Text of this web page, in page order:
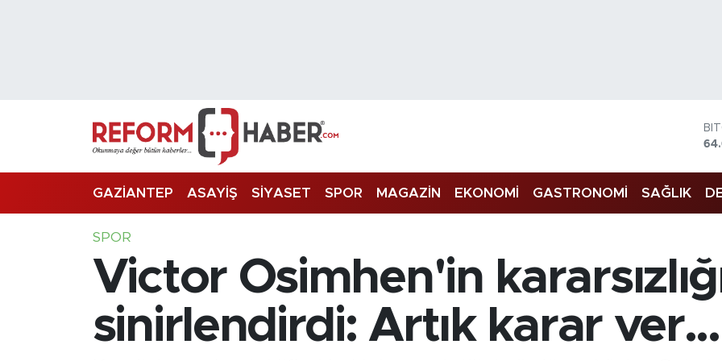
GAZİANTEP ASAYİŞ SİYASET SPOR MAGAZİN EKONOMİ GASTRONOMİ SAĞLIK
SPOR
Victor Osimhen'in
sinirlendirdi: Artık karar ver...
Trafik Durumu
Süper Lig Puan Durumu ve Fikstür
Son Dakika Haberleri
Haber Arşivi